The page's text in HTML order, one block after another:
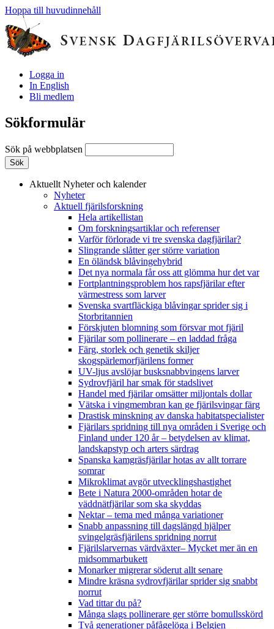
Hoppa till huvudinnehåll
Logga in
In English
Bli medlem
Sökformulär
Sök på webbplatsen
Aktuellt Nyheter och kalender
Nyheter
Aktuell fjärilsforskning
Hela artikellistan
Om forskningsartiklar och referenser
Varför förlorade vi tre svenska dagfjärilar?
Slingrande slåtter ger större variation
En öländsk blåvingehybrid
Det nya normala får oss att glömma hur det var
Fortplantningsproblem hos rapsfjärilar efter
värmestress som larver
Svenska svartfläckiga blåvingar sprider sig i
Storbritannien
Förskjuten blomning som försvar mot fjäril
Fjärilar som pollinerare – en laddad fråga
Färg, storlek och genetik skiljer
skogspärlemorfjärilens former
UV-ljus avslöjar busksnabbvingens larver
Sydrovfjäril har smak för stadslivet
Handel med fjärilar omsätter miljontals dollar
Vätska i vingmembran kan ge fjärilsvingar färg
Drastisk minskning av danska habitatspecialister
Fjärilars spridning till nya områden i Sverige och
Finland under 120 år– betydelsen av klimat,
landskapstyp och arters särdrag
Spanska kamgräsfjärilar hotas av allt torrare
somrar
Mikroklimat avgör utvecklingshastighet
Bete i Natura 2000-områden hotar de
väddnätfjärilar som ska skyddas
Nektar – tema med många variationer
Snabb anpassning till dagslängd hjälper
svingelgräsfjärilens spridning norrut
Fjärilslarvernas värdväxter– Mycket mer än en
midsommarbukett
Monarker migrerar söderut allt senare
Mindre kräsna sydrovfjärilar sprider sig snabbt
norrut
Vad tittar du på?
Många slags pollinerare ger större bomullsskörd
Två generationer påfågelöga i Belgien